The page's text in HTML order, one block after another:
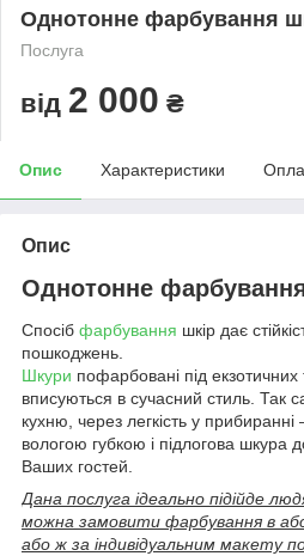
Однотонне фарбування
Послуга
від 2 000 ₴
Опис Характеристики
Опис
Однотонне
Спосіб фарбування шкір дає
пошкоджень.
Шкури пофарбовані під
вписуються в сучасний стиль. Так
кухню, через легкість у
вологою губкою і підлогова шкура
Ваших гостей.
Дана послуга ідеально підійде
можна замовити фарбування в
або ж за індивідуальним макету